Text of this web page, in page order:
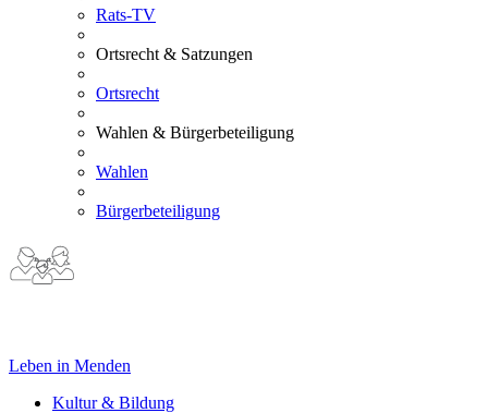
Rats-TV
Ortsrecht & Satzungen
Ortsrecht
Wahlen & Bürgerbeteiligung
Wahlen
Bürgerbeteiligung
Leben in Menden
Kultur & Bildung